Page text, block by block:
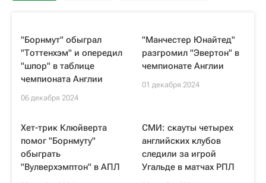
"Борнмут" обыграл
"Тоттенхэм" и опередил
"шпор" в таблице
чемпионата Англии
06 декабря 2024
"Манчестер Юнайтед"
разгромил "Эвертон" в
чемпионате Англии
01 декабря 2024
Хет-трик Клюйверта
помог "Борнмуту"
обыграть
"Вулверхэмптон" в АПЛ
СМИ: скауты четырех
английских клубов
следили за игрой
Угальде в матчах РПЛ